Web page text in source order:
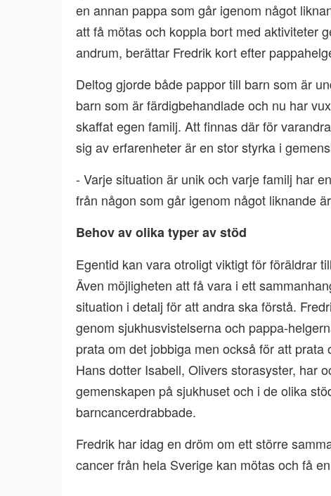
en annan pappa som går igenom något
att få mötas och koppla bort med aktiviteter
andrum, berättar Fredrik kort efter
Deltog gjorde både pappor till barn som är
barn som är färdigbehandlade och nu har
skaffat egen familj. Att finnas där för
sig av erfarenheter är en stor styrka i
- Varje situation är unik och varje familj har
från någon som går igenom något liknande
Behov av olika typer av stöd
Egentid kan vara otroligt viktigt för föräldrar
Även möjligheten att få vara i ett
situation i detalj för att andra ska förstå.
genom sjukhusvistelserna och pappa-
prata om det jobbiga men också för att
Hans dotter Isabell, Olivers storasyster, har
gemenskapen på sjukhuset och i de olika
barncancerdrabbade.
Fredrik har idag en dröm om ett större
cancer från hela Sverige kan mötas och få